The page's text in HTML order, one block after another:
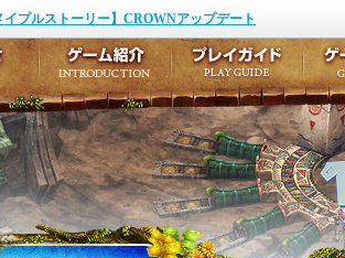
イプルストーリー】CROWNアップデート
お知らせ
イベント
アップデート
メンテナンス
ゲーム紹介
キャラクター作成
テイルズ初級者講座
ここだけは知ってお